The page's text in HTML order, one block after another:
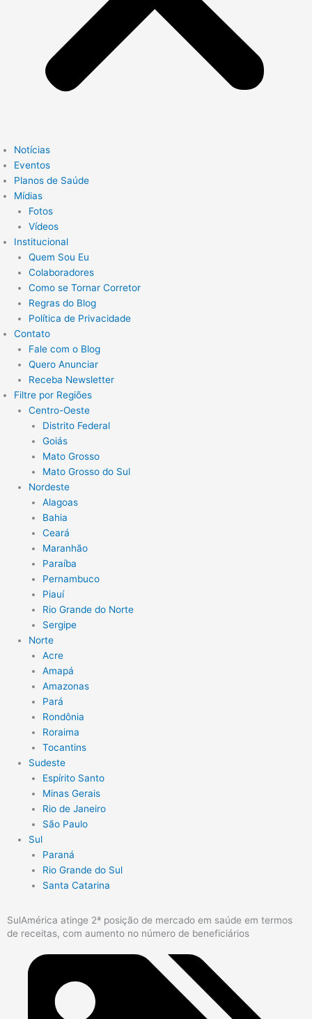
Notícias
Eventos
Planos de Saúde
Mídias
Fotos
Vídeos
Institucional
Quem Sou Eu
Colaboradores
Como se Tornar Corretor
Regras do Blog
Política de Privacidade
Contato
Fale com o Blog
Quero Anunciar
Receba Newsletter
Filtre por Regiões
Centro-Oeste
Distrito Federal
Goiás
Mato Grosso
Mato Grosso do Sul
Nordeste
Alagoas
Bahia
Ceará
Maranhão
Paraíba
Pernambuco
Piauí
Rio Grande do Norte
Sergipe
Norte
Acre
Amapá
Amazonas
Pará
Rondônia
Roraima
Tocantins
Sudeste
Espírito Santo
Minas Gerais
Rio de Janeiro
São Paulo
Sul
Paraná
Rio Grande do Sul
Santa Catarina
SulAmérica atinge 2ª posição de mercado em saúde em termos
de receitas, com aumento no número de beneficiários